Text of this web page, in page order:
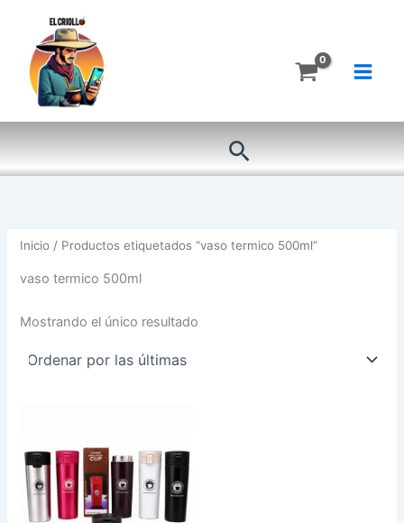
contenido
Buscar
Inicio / Productos etiquetados “vaso termico 500ml”
vaso termico 500ml
Mostrando el único resultado
CAFE
TERMICO
500ML
cantidad